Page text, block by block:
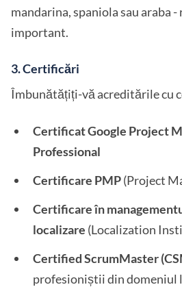
mandarina, spaniola sau araba
important.
3.Certificări
Îmbunătățiți-vă acreditările cu
Certificat Google Project
Professional
Certificare PMP(Project
Certificare în
localizare (Localization
Certified ScrumMaster
profesioniștii din domeniul